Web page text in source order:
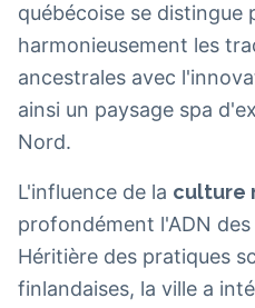
québécoise se distingue
harmonieusement les
ancestrales avec
ainsi un paysage spa
Nord.
L'influence de la culture
profondément l'ADN
Héritière des pratiques
finlandaises, la ville a